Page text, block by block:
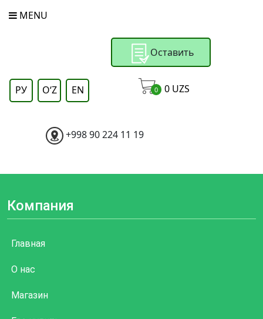
MENU
Оставить
РУ
OʻZ EN 0 0 UZS
+998 90 224 11 19
Компания
Главная
О нас
Магазин